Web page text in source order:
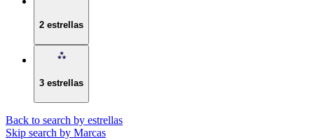
2 estrellas
3 estrellas
Back to search by estrellas
Skip search by Marcas